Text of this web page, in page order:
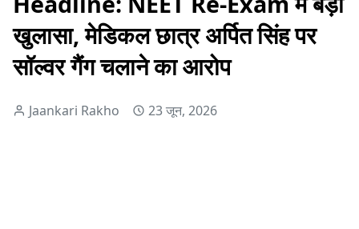
खुलासा, मेडिकल छात्र अर्पित सिंह पर
सॉल्वर गैंग चलाने का आरोप
Jaankari Rakho 23 जून, 2026